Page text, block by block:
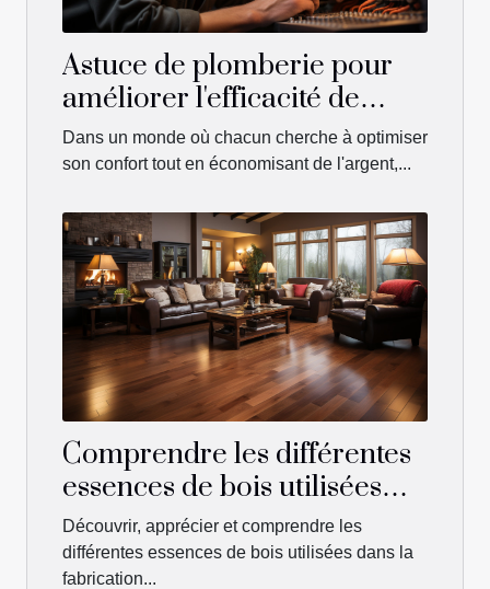
Astuce de plomberie pour
améliorer l'efficacité de
votre système de chauffage
Dans un monde où chacun cherche à optimiser
son confort tout en économisant de l'argent,...
Comprendre les différentes
essences de bois utilisées
dans la fabrication de
parquets
Découvrir, apprécier et comprendre les
différentes essences de bois utilisées dans la
fabrication...